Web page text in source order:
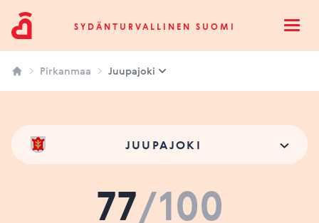
Sydänturvallinen SuomiSYDÄNTURVALLINEN SUOMI
Pirkanmaa Juupajoki
JUUPAJOKI
77/100